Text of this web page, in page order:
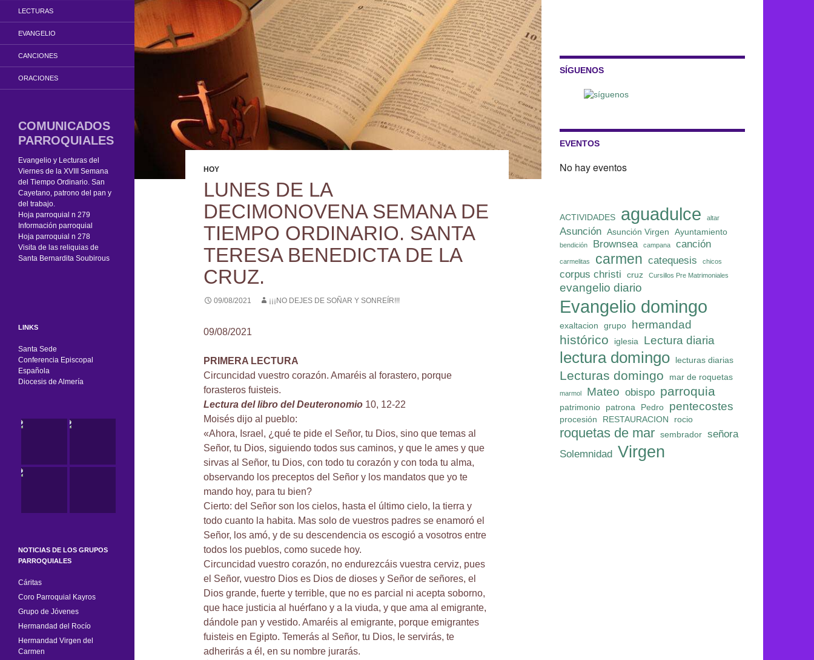
HOY
LUNES DE LA
DECIMONOVENA SEMANA DE
TIEMPO ORDINARIO. SANTA
TERESA BENEDICTA DE LA
CRUZ.
09/08/2021 ¡¡¡NO DEJES DE SOÑAR Y SONREÍR!!!
09/08/2021
PRIMERA LECTURA
Circuncidad vuestro corazón. Amaréis al forastero, porque
forasteros fuisteis.
Lectura del libro del Deuteronomio 10, 12-22
Moisés dijo al pueblo:
«Ahora, Israel, ¿qué te pide el Señor, tu Dios, sino que temas al
Señor, tu Dios, siguiendo todos sus caminos, y que le ames y que
sirvas al Señor, tu Dios, con todo tu corazón y con toda tu alma,
observando los preceptos del Señor y los mandatos que yo te
mando hoy, para tu bien?
Cierto: del Señor son los cielos, hasta el último cielo, la tierra y
todo cuanto la habita. Mas solo de vuestros padres se enamoró el
Señor, los amó, y de su descendencia os escogió a vosotros entre
todos los pueblos, como sucede hoy.
Circuncidad vuestro corazón, no endurezcáis vuestra cerviz, pues
el Señor, vuestro Dios es Dios de dioses y Señor de señores, el
Dios grande, fuerte y terrible, que no es parcial ni acepta soborno,
que hace justicia al huérfano y a la viuda, y que ama al emigrante,
dándole pan y vestido. Amaréis al emigrante, porque emigrantes
fuisteis en Egipto. Temerás al Señor, tu Dios, le servirás, te
adherirás a él, en su nombre jurarás.
SÍGUENOS
EVENTOS
No hay eventos
ACTIVIDADES aguadulce altar
Asunción Asunción Virgen Ayuntamiento
bendición Brownsea campana canción
carmelitas carmen catequesis chicos
corpus christi cruz Cursillos Pre Matrimoniales
evangelio diario
Evangelio domingo
exaltacion grupo hermandad
histórico iglesia Lectura diaria
lectura domingo lecturas diarias
Lecturas domingo mar de roquetas
marmol Mateo obispo parroquia
patrimonio patrona Pedro pentecostes
procesión RESTAURACION rocio
roquetas de mar sembrador señora
Solemnidad Virgen
LECTURAS
EVANGELIO
CANCIONES
ORACIONES
COMUNICADOS
PARROQUIALES
Evangelio y Lecturas del
Viernes de la XVIII Semana
del Tiempo Ordinario. San
Cayetano, patrono del pan y
del trabajo.
Hoja parroquial n 279
Información parroquial
Hoja parroquial n 278
Visita de las reliquias de
Santa Bernardita Soubirous
LINKS
Santa Sede
Conferencia Episcopal
Española
Diocesis de Almería
NOTICIAS DE LOS GRUPOS
PARROQUIALES
Cáritas
Coro Parroquial Kayros
Grupo de Jóvenes
Hermandad del Rocío
Hermandad Virgen del
Carmen